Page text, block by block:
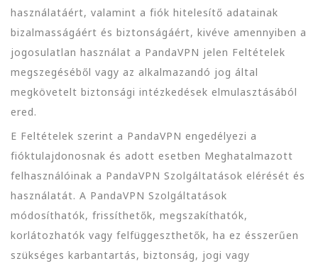
használatáért, valamint a fiók hitelesítő adatainak
bizalmasságáért és biztonságáért, kivéve amennyiben a
jogosulatlan használat a PandaVPN jelen Feltételek
megszegéséből vagy az alkalmazandó jog által
megkövetelt biztonsági intézkedések elmulasztásából
ered.
E Feltételek szerint a PandaVPN engedélyezi a
fióktulajdonosnak és adott esetben Meghatalmazott
felhasználóinak a PandaVPN Szolgáltatások elérését és
használatát. A PandaVPN Szolgáltatások
módosíthatók, frissíthetők, megszakíthatók,
korlátozhatók vagy felfüggeszthetők, ha ez ésszerűen
szükséges karbantartás, biztonság, jogi vagy